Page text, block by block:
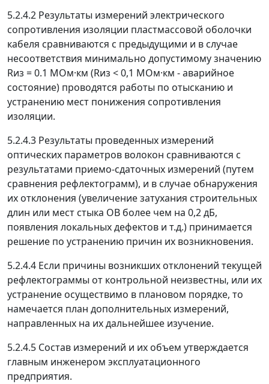
5.2.4.2 Результаты измерений электрического
сопротивления изоляции пластмассовой оболочки
кабеля сравниваются с предыдущими и в случае
несоответствия минимально допустимому значению
Rиз = 0.1 МОм·км (Rиз < 0,1 МОм·км - аварийное
состояние) проводятся работы по отысканию и
устранению мест понижения сопротивления
изоляции.
5.2.4.3 Результаты проведенных измерений
оптических параметров волокон сравниваются с
результатами приемо-сдаточных измерений (путем
сравнения рефлектограмм), и в случае обнаружения
их отклонения (увеличение затухания строительных
длин или мест стыка ОВ более чем на 0,2 дБ,
появления локальных дефектов и т.д.) принимается
решение по устранению причин их возникновения.
5.2.4.4 Если причины возникших отклонений текущей
рефлектограммы от контрольной неизвестны, или их
устранение осуществимо в плановом порядке, то
намечается план дополнительных измерений,
направленных на их дальнейшее изучение.
5.2.4.5 Состав измерений и их объем утверждается
главным инженером эксплуатационного
предприятия.